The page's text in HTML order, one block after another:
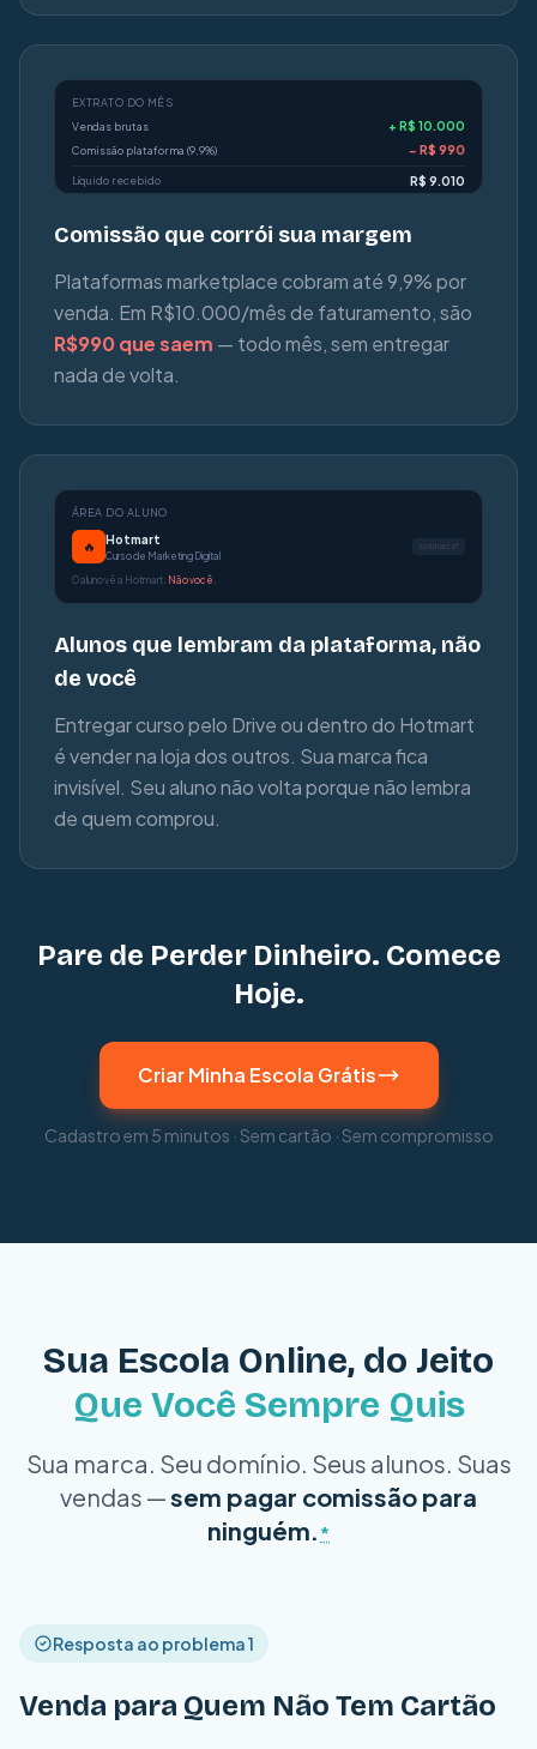
EXTRATO DO MÊS
Vendas brutas
+ R$ 10.000
Comissão plataforma (9,9%) − R$ 990
Líquido recebido R$ 9.010
Comissão que corrói sua margem
Plataformas marketplace cobram até 9,9% por
venda. Em R$10.000/mês de faturamento, são
R$990 que saem — todo mês, sem entregar
nada de volta.
ÁREA DO ALUNO
🔥 Hotmart
Curso de Marketing Digital
sua marca?
O aluno vê a Hotmart. Não você.
Alunos que lembram da plataforma, não
de você
Entregar curso pelo Drive ou dentro do Hotmart
é vender na loja dos outros. Sua marca fica
invisível. Seu aluno não volta porque não lembra
de quem comprou.
Pare de Perder Dinheiro. Comece
Hoje.
Criar Minha Escola Grátis
Cadastro em 5 minutos · Sem cartão · Sem compromisso
Sua Escola Online, do Jeito
Que Você Sempre Quis
Sua marca. Seu domínio. Seus alunos. Suas
vendas —sem pagar comissão para
ninguém. *
Resposta ao problema 1
Venda para Quem Não Tem Cartão